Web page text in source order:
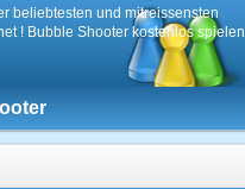
beliebtesten und mitreissensten
! Bubble Shooter kostenlos spielen.